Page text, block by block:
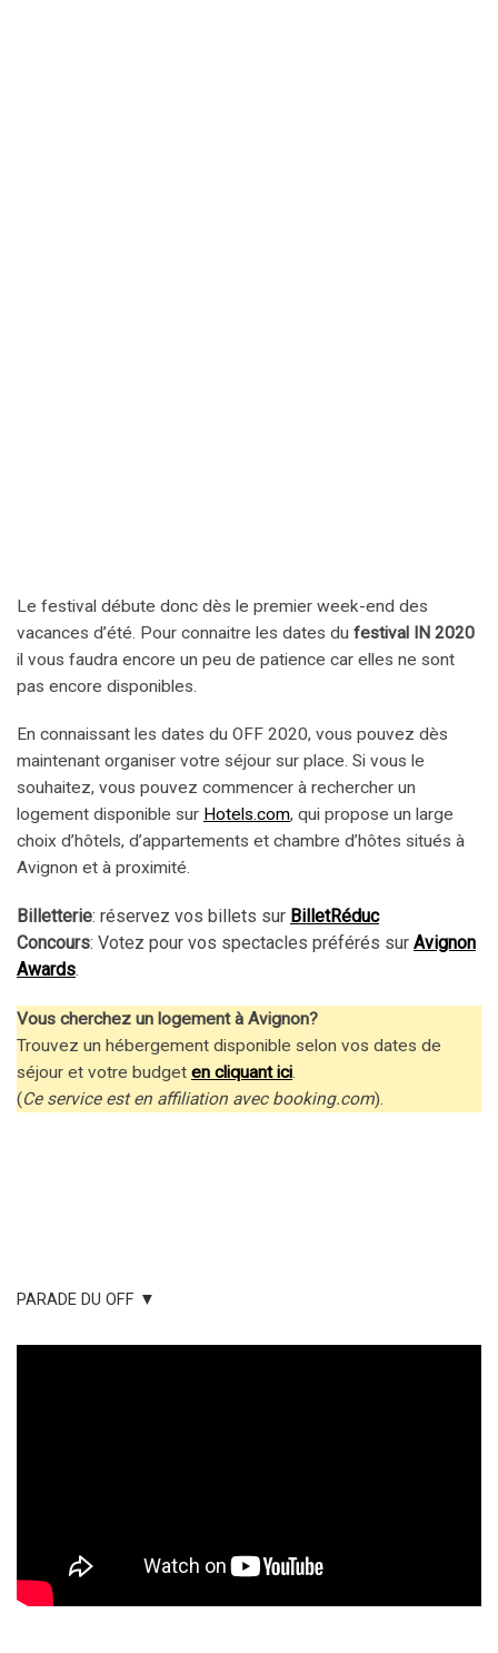
Le festival débute donc dès le premier week-end des
vacances d’été. Pour connaitre les dates du festival IN 2020
il vous faudra encore un peu de patience car elles ne sont
pas encore disponibles.
En connaissant les dates du OFF 2020, vous pouvez dès
maintenant organiser votre séjour sur place. Si vous le
souhaitez, vous pouvez commencer à rechercher un
logement disponible sur Hotels.com, qui propose un large
choix d’hôtels, d’appartements et chambre d’hôtes situés à
Avignon et à proximité.
Billetterie: réservez vos billets sur BilletRéduc
Concours: Votez pour vos spectacles préférés sur Avignon
Awards.
Vous cherchez un logement à Avignon?
Trouvez un hébergement disponible selon vos dates de
séjour et votre budget en cliquant ici.
(Ce service est en affiliation avec booking.com).
PARADE DU OFF ▼